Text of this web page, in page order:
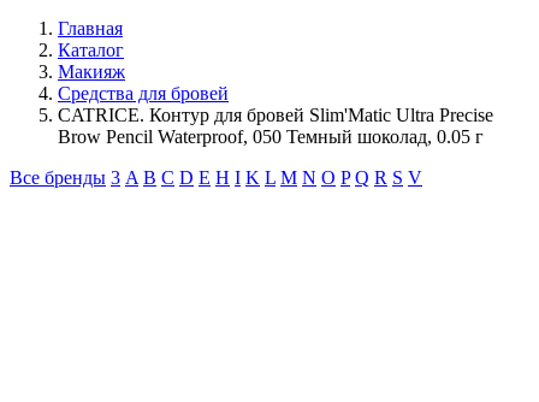
Главная
Каталог
Макияж
Средства для бровей
CATRICE. Контур для бровей Slim'Matic Ultra Precise
Brow Pencil Waterproof, 050 Темный шоколад, 0.05 г
Все бренды 3 A B C D E H I K L M N O P Q R S V